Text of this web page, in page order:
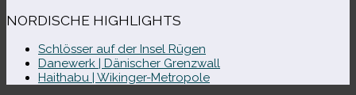
NORDISCHE HIGHLIGHTS
Schlösser auf der Insel Rügen
Danewerk | Dänischer Grenzwall
Haithabu | Wikinger-Metropole